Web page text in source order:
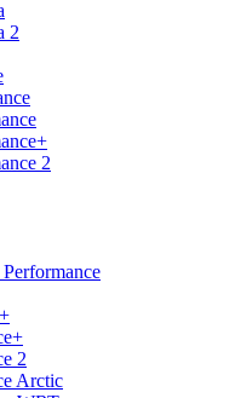
2
2
2
Arctic